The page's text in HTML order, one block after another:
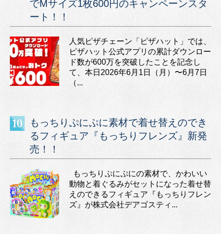
でMサイズ1枚600円のキャンペーンスタ
ート！！
人気ピザチェーン「ピザハット」では、
ピザハット公式アプリの累計ダウンロー
ド数が600万を突破したことを記念し
て、本日2026年6月1日（月）〜6月7日
（...
もっちりぷにぷに素材で着せ替えのでき
るフィギュア『もっちりフレンズ』新発
売！！
もっちりぷにぷにの素材で、かわいい
動物と着ぐるみがセットになった着せ替
えのできるフィギュア『もっちりフレン
ズ』が株式会社デアゴスティ...